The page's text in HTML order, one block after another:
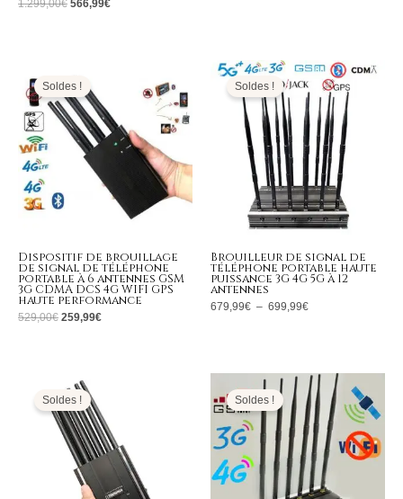
1.299,00€ 566,99€
Soldes !
Dispositif de brouillage
de signal de téléphone
portable à 6 antennes GSM
3G CDMA DCS 4G WIFI GPS
haute performance
529,00€
initial
était :
529,00€.
259,99€
259,99€.
Soldes !
Brouilleur de signal de
téléphone portable haute
puissance 3G 4G 5G à 12
antennes
679,99€ – 699,99€
Plage
de
prix :
679,99€
à
699,99€
Soldes !
prix
initial
était :
1.399,00€.
Soldes !
Le
prix
initial
était :
999,00€.
Le
prix
actuel
est :
459,99€.